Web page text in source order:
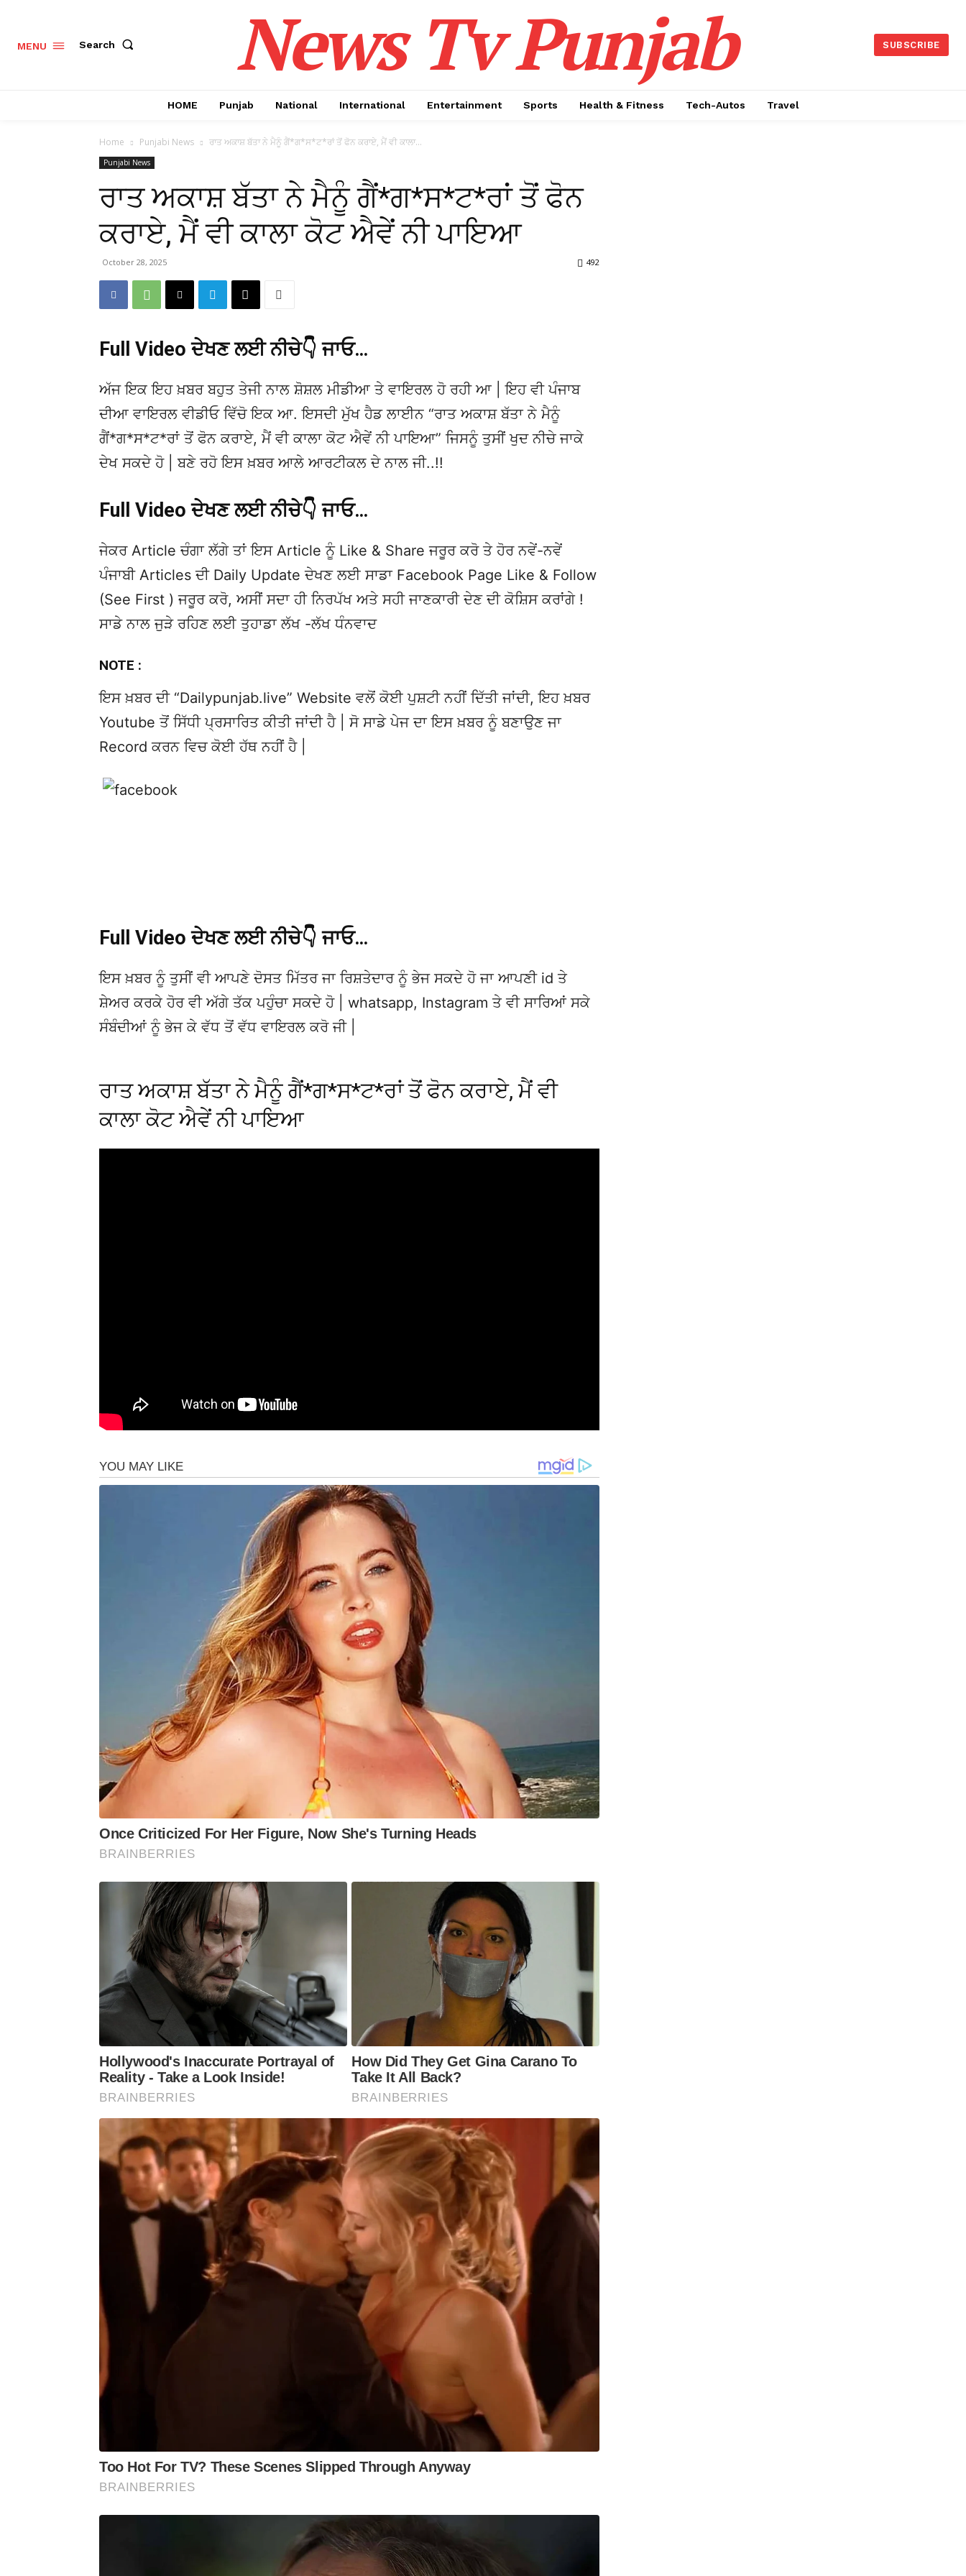
MENU Search News Tv Punjab SUBSCRIBE
HOME Punjab National International Entertainment Sports Health & Fitness Tech-Autos Travel
Home Punjabi News ਰਾਤ ਅਕਾਸ਼ ਬੱਤਾ ਨੇ ਮੈਨੂੰ ਗੈਂ*ਗ*ਸ*ਟ*ਰਾਂ ਤੋਂ ਫੋਨ ਕਰਾਏ, ਮੈਂ ਵੀ ਕਾਲਾ...
Punjabi News
ਰਾਤ ਅਕਾਸ਼ ਬੱਤਾ ਨੇ ਮੈਨੂੰ ਗੈਂ*ਗ*ਸ*ਟ*ਰਾਂ ਤੋਂ ਫੋਨ
ਕਰਾਏ, ਮੈਂ ਵੀ ਕਾਲਾ ਕੋਟ ਐਵੇਂ ਨੀ ਪਾਇਆ
October 28, 2025 492
Full Video ਦੇਖਣ ਲਈ ਨੀਚੇ👇 ਜਾਓ…
ਅੱਜ ਇਕ ਇਹ ਖ਼ਬਰ ਬਹੁਤ ਤੇਜੀ ਨਾਲ ਸ਼ੋਸ਼ਲ ਮੀਡੀਆ ਤੇ ਵਾਇਰਲ ਹੋ ਰਹੀ ਆ | ਇਹ ਵੀ ਪੰਜਾਬ
ਦੀਆ ਵਾਇਰਲ ਵੀਡੀਓ ਵਿੱਚੋ ਇਕ ਆ. ਇਸਦੀ ਮੁੱਖ ਹੈਡ ਲਾਈਨ “ਰਾਤ ਅਕਾਸ਼ ਬੱਤਾ ਨੇ ਮੈਨੂੰ
ਗੈਂ*ਗ*ਸ*ਟ*ਰਾਂ ਤੋਂ ਫੋਨ ਕਰਾਏ, ਮੈਂ ਵੀ ਕਾਲਾ ਕੋਟ ਐਵੇਂ ਨੀ ਪਾਇਆ” ਜਿਸਨੂੰ ਤੁਸੀਂ ਖੁਦ ਨੀਚੇ ਜਾਕੇ
ਦੇਖ ਸਕਦੇ ਹੋ | ਬਣੇ ਰਹੋ ਇਸ ਖ਼ਬਰ ਆਲੇ ਆਰਟੀਕਲ ਦੇ ਨਾਲ ਜੀ..!!
Full Video ਦੇਖਣ ਲਈ ਨੀਚੇ👇 ਜਾਓ…
ਜੇਕਰ Article ਚੰਗਾ ਲੱਗੇ ਤਾਂ ਇਸ Article ਨੂੰ Like & Share ਜਰੂਰ ਕਰੋ ਤੇ ਹੋਰ ਨਵੇਂ-ਨਵੇਂ
ਪੰਜਾਬੀ Articles ਦੀ Daily Update ਦੇਖਣ ਲਈ ਸਾਡਾ Facebook Page Like & Follow
(See First ) ਜਰੂਰ ਕਰੋ, ਅਸੀਂ ਸਦਾ ਹੀ ਨਿਰਪੱਖ ਅਤੇ ਸਹੀ ਜਾਣਕਾਰੀ ਦੇਣ ਦੀ ਕੋਸ਼ਿਸ ਕਰਾਂਗੇ !
ਸਾਡੇ ਨਾਲ ਜੁੜੇ ਰਹਿਣ ਲਈ ਤੁਹਾਡਾ ਲੱਖ -ਲੱਖ ਧੰਨਵਾਦ
NOTE :
ਇਸ ਖ਼ਬਰ ਦੀ “Dailypunjab.live” Website ਵਲੋਂ ਕੋਈ ਪੁਸ਼ਟੀ ਨਹੀਂ ਦਿੱਤੀ ਜਾਂਦੀ, ਇਹ ਖ਼ਬਰ
Youtube ਤੋਂ ਸਿੱਧੀ ਪ੍ਰਸਾਰਿਤ ਕੀਤੀ ਜਾਂਦੀ ਹੈ | ਸੋ ਸਾਡੇ ਪੇਜ ਦਾ ਇਸ ਖ਼ਬਰ ਨੂੰ ਬਣਾਉਣ ਜਾ
Record ਕਰਨ ਵਿਚ ਕੋਈ ਹੱਥ ਨਹੀਂ ਹੈ |
Full Video ਦੇਖਣ ਲਈ ਨੀਚੇ👇 ਜਾਓ…
ਇਸ ਖ਼ਬਰ ਨੂੰ ਤੁਸੀਂ ਵੀ ਆਪਣੇ ਦੋਸਤ ਮਿੱਤਰ ਜਾ ਰਿਸ਼ਤੇਦਾਰ ਨੂੰ ਭੇਜ ਸਕਦੇ ਹੋ ਜਾ ਆਪਣੀ id ਤੇ
ਸ਼ੇਅਰ ਕਰਕੇ ਹੋਰ ਵੀ ਅੱਗੇ ਤੱਕ ਪਹੁੰਚਾ ਸਕਦੇ ਹੋ | whatsapp, Instagram ਤੇ ਵੀ ਸਾਰਿਆਂ ਸਕੇ
ਸੰਬੰਦੀਆਂ ਨੂੰ ਭੇਜ ਕੇ ਵੱਧ ਤੋਂ ਵੱਧ ਵਾਇਰਲ ਕਰੋ ਜੀ |
ਰਾਤ ਅਕਾਸ਼ ਬੱਤਾ ਨੇ ਮੈਨੂੰ ਗੈਂ*ਗ*ਸ*ਟ*ਰਾਂ ਤੋਂ ਫੋਨ ਕਰਾਏ, ਮੈਂ ਵੀ
ਕਾਲਾ ਕੋਟ ਐਵੇਂ ਨੀ ਪਾਇਆ